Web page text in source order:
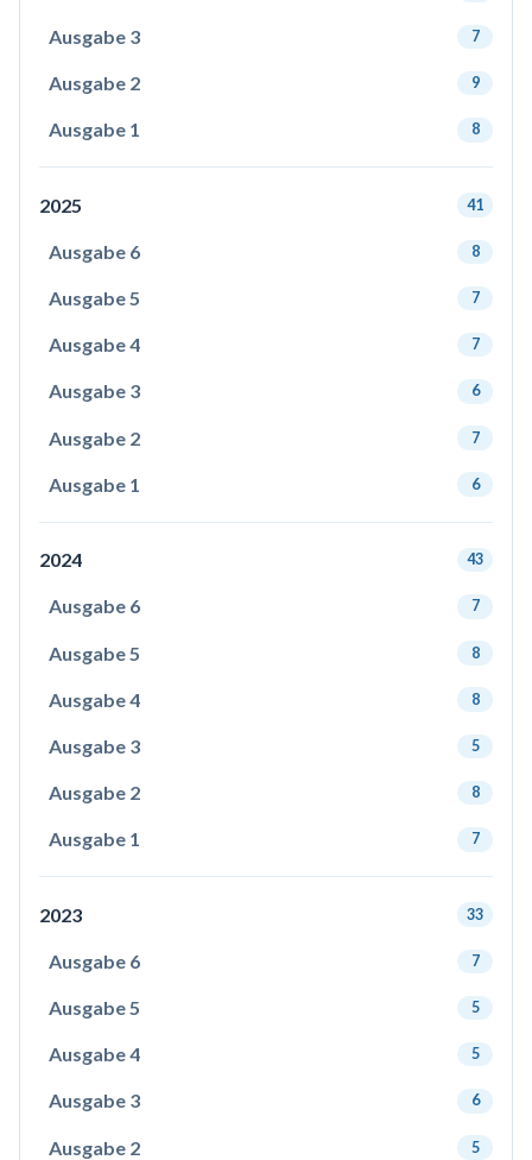
Ausgabe 3 7
Ausgabe 2 9
Ausgabe 1 8
2025 41
Ausgabe 6 8
Ausgabe 5 7
Ausgabe 4 7
Ausgabe 3 6
Ausgabe 2 7
Ausgabe 1 6
2024 43
Ausgabe 6 7
Ausgabe 5 8
Ausgabe 4 8
Ausgabe 3 5
Ausgabe 2 8
Ausgabe 1 7
2023 33
Ausgabe 6 7
Ausgabe 5 5
Ausgabe 4 5
Ausgabe 3 6
Ausgabe 2 5